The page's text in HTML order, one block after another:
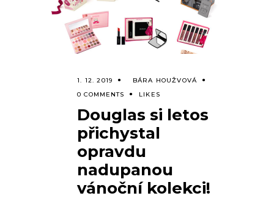
1. 12. 2019
BÁRA HOUŽVOVÁ
0 COMMENTS
LIKES
Douglas si letos
přichystal
opravdu
nadupanou
vánoční kolekci!